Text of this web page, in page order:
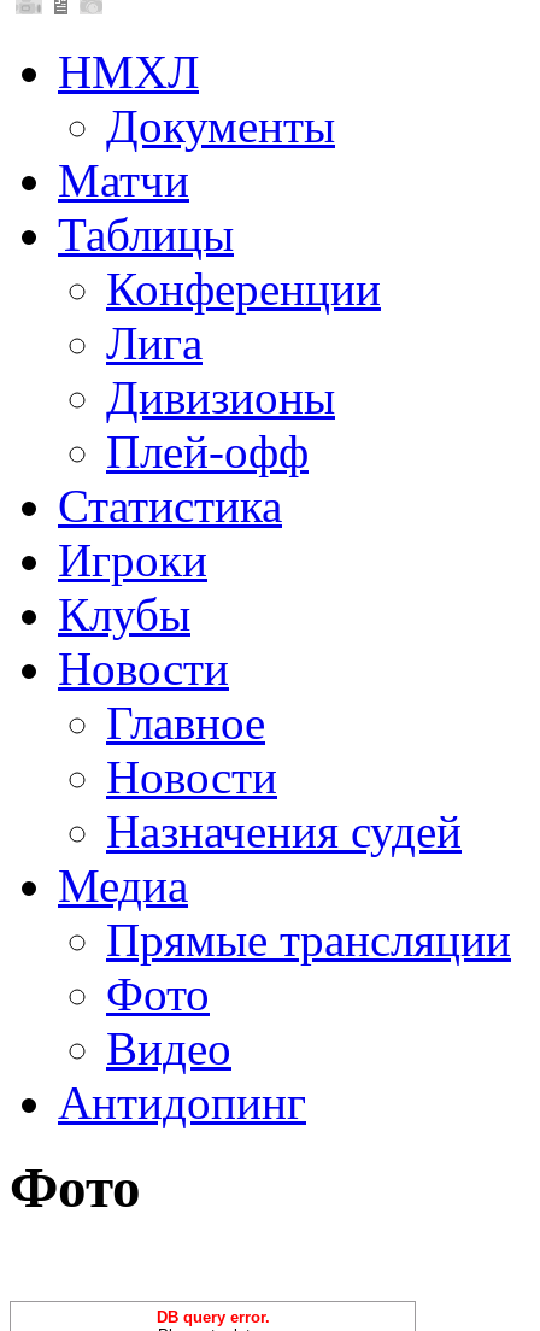
НМХЛ
Документы
Матчи
Таблицы
Конференции
Лига
Дивизионы
Плей-офф
Статистика
Игроки
Клубы
Новости
Главное
Новости
Назначения судей
Медиа
Прямые трансляции
Фото
Видео
Антидопинг
Фото
DB query error.